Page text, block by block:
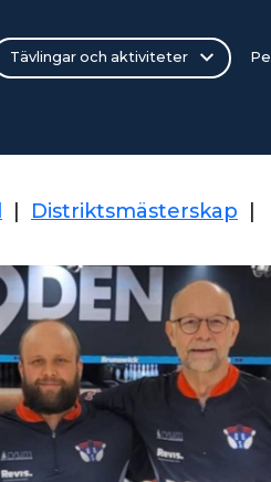
Tävlingar och aktiviteter
Distriktsmästerskap